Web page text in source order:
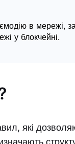
в мережі,
у блокчейні.
які